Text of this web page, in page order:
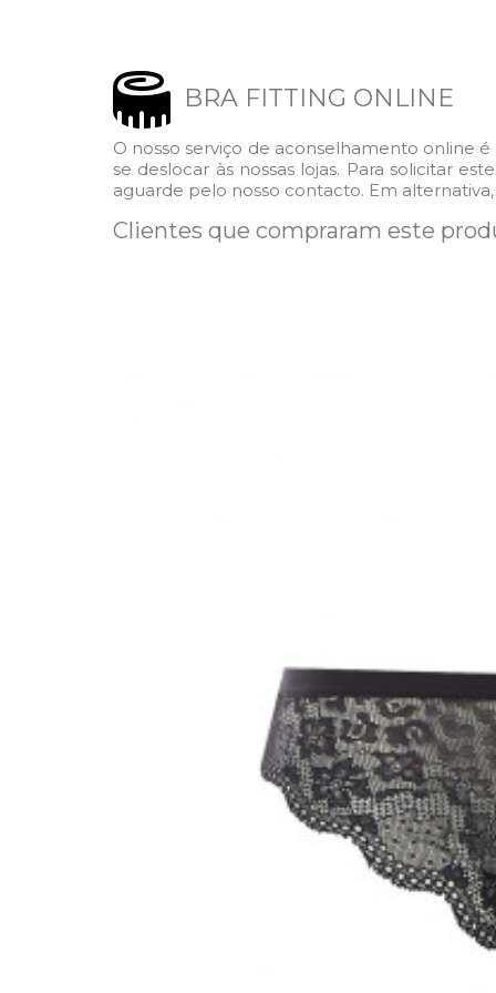
BRA FITTING ONLINE
O nosso serviço de aconselhamento online
se deslocar às nossas lojas. Para solicitar
aguarde pelo nosso contacto. Em
Clientes que compraram este